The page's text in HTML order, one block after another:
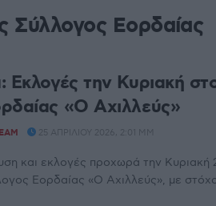
Σύλλογος Εορδαίας
Εκλογές την Κυριακή
«Ο Αχιλλεύς»
25 ΑΠΡΙΛΊΟΥ 2026, 2:01 ΜΜ
και εκλογές προχωρά την Κυριακή
Εορδαίας «Ο Αχιλλεύς», με